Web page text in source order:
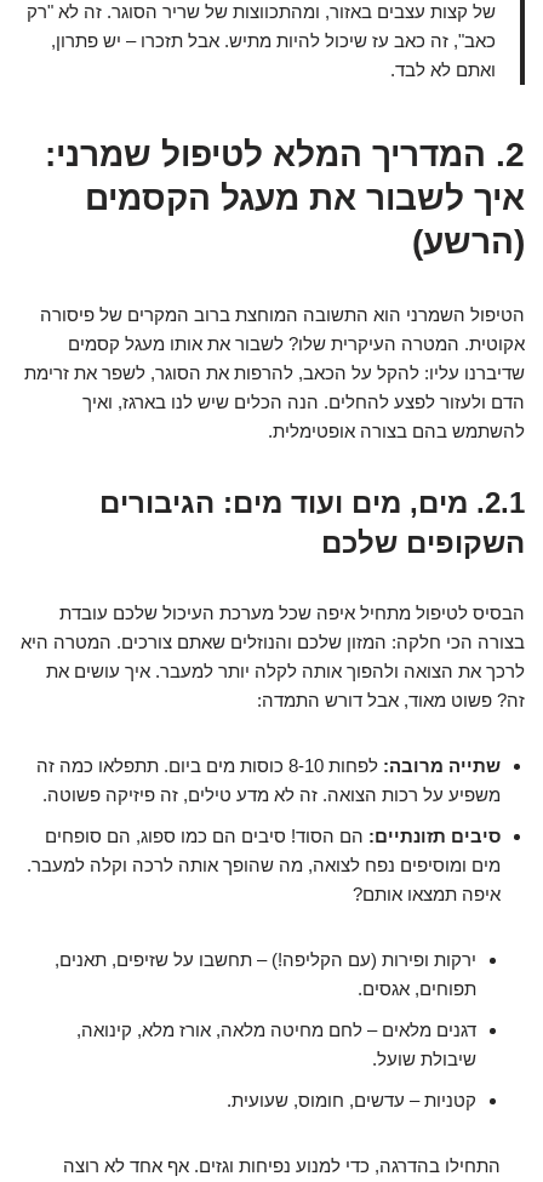
של קצות עצבים באזור, ומהתכווצות של שריר הסוגר. זה לא "רק
כאב", זה כאב עז שיכול להיות מתיש. אבל תזכרו – יש פתרון,
ואתם לא לבד.
2. המדריך המלא לטיפול שמרני:
איך לשבור את מעגל הקסמים
(הרשע)
הטיפול השמרני הוא התשובה המוחצת ברוב המקרים של פיסורה
אקוטית. המטרה העיקרית שלו? לשבור את אותו מעגל קסמים
שדיברנו עליו: להקל על הכאב, להרפות את הסוגר, לשפר את זרימת
הדם ולעזור לפצע להחלים. הנה הכלים שיש לנו בארגז, ואיך
להשתמש בהם בצורה אופטימלית.
2.1. מים, מים ועוד מים: הגיבורים
השקופים שלכם
הבסיס לטיפול מתחיל איפה שכל מערכת העיכול שלכם עובדת
בצורה הכי חלקה: המזון שלכם והנוזלים שאתם צורכים. המטרה היא
לרכך את הצואה ולהפוך אותה לקלה יותר למעבר. איך עושים את
זה? פשוט מאוד, אבל דורש התמדה:
שתייה מרובה:
לפחות 8-10 כוסות מים ביום. תתפלאו כמה זה
משפיע על רכות הצואה. זה לא מדע טילים, זה פיזיקה פשוטה.
סיבים תזונתיים: הם הסוד! סיבים הם כמו ספוג, הם סופחים
מים ומוסיפים נפח לצואה, מה שהופך אותה לרכה וקלה למעבר.
איפה תמצאו אותם?
ירקות ופירות (עם הקליפה!) – תחשבו על שזיפים, תאנים,
תפוחים, אגסים.
דגנים מלאים – לחם מחיטה מלאה, אורז מלא, קינואה,
שיבולת שועל.
קטניות – עדשים, חומוס, שעועית.
התחילו בהדרגה, כדי למנוע נפיחות וגזים. אף אחד לא רוצה